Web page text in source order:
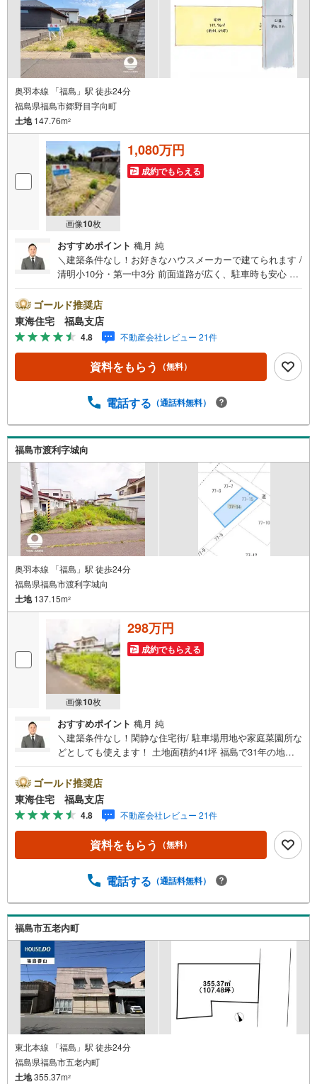
奥羽本線 「福島」駅 徒歩24分
福島県福島市郷野目字向町
土地147.76m2
画像10枚
1,080万円
成約でもらえる
おすすめポイント 穐月 純
＼建築条件なし！お好きなハウスメーカーで建てられます /
清明小10分・第一中3分 前面道路が広く、駐車時も安心 閑
島で30年の地域密着不動産会社です！福島県出身スタッフ
が中心で、地元を熟知した暮らし目線のご提案が強み。Go
ogle口コミでも 4.7の高評価をいただいています！実際のお
客様の声も、ぜひ参考になさってください。＼住宅ローン
のご相談は無料です！/「通るかな…？」と不安な段階でも
大丈夫です。自己資金が少ない方のご相談実績もありま
ションも無料で、将来のことを一緒にゆっくり考えます！
をご用意しております。おむつ替えやミルクのお湯なども
対応可能です。泣いてしまっても大丈夫ですので、安心し
てご来店くださいね。ご相談だけでも大歓迎です！迷って
いる今だからこそ、ぜひ一度お話ししてみませんか？
ゴールド推奨店
東海住宅 福島支店
4.8 不動産会社レビュー 21件
資料をもらう （無料）
電話する （通話料無料）
福島市渡利字城向
奥羽本線 「福島」駅 徒歩24分
福島県福島市渡利字城向
土地137.15m2
画像10枚
298万円
成約でもらえる
おすすめポイント 穐月 純
＼建築条件なし！閑静な住宅街/ 駐車場用地や家庭菜園所な
どとしても使えます！ 土地面積約41坪 福島で31年の地域
を熟知した暮らし目線のご提案が強み。Google口コミでも
4.7の高評価をいただいています！実際のお客様の声も、ぜ
ひ参考になさってください。＼住宅ローンのご相談は無料
です！/「通るかな…？」と不安な段階でも大丈夫です。自
己資金が少ない方のご相談実績もあります。無理な営業は
いたしません。ライフプランシミュレーションも無料で、
も大歓迎です！店内にはキッズスペースをご用意しており
いてしまっても大丈夫ですので、安心してご来店ください
ね。ご相談だけでも大歓迎です！迷っている今だからこ
そ、ぜひ一度お話ししてみませんか？
ゴールド推奨店
東海住宅 福島支店
4.8 不動産会社レビュー 21件
資料をもらう （無料）
電話する （通話料無料）
福島市五老内町
東北本線 「福島」駅 徒歩24分
福島県福島市五老内町
土地355.37m2